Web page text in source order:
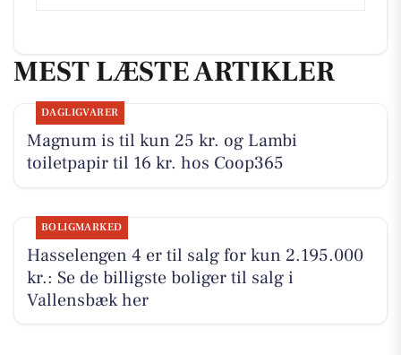
MEST LÆSTE ARTIKLER
DAGLIGVARER
Magnum is til kun 25 kr. og Lambi
toiletpapir til 16 kr. hos Coop365
BOLIGMARKED
Hasselengen 4 er til salg for kun 2.195.000
kr.: Se de billigste boliger til salg i
Vallensbæk her